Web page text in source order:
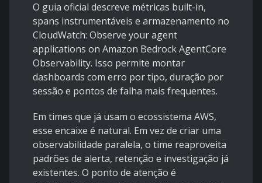
O guia oficial descreve métricas built-in,
spans instrumentáveis e armazenamento no
CloudWatch: Observe your agent
applications on Amazon Bedrock AgentCore
Observability. Isso permite montar
dashboards com erro por tipo, duração por
sessão e pontos de falha mais frequentes.
Em times que já usam o ecossistema AWS,
esse encaixe é natural. Em vez de criar uma
observabilidade paralela, o time reaproveita
padrões de alerta, retenção e investigação já
existentes. O ponto de atenção é